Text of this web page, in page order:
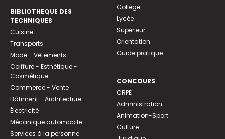
BIBLIOTHEQUE DES
TECHNIQUES
Cuisine
Transports
Mode - Vêtements
Coiffure - Esthétique -
Cosmétique
Commerce - Vente
Bâtiment - Architecture
Électricité
Mécanique automobile
Services à la personne
Collège
Lycée
Supérieur
Orientation
Guide pratique
CONCOURS
CRPE
Administration
Animation-Sport
Culture